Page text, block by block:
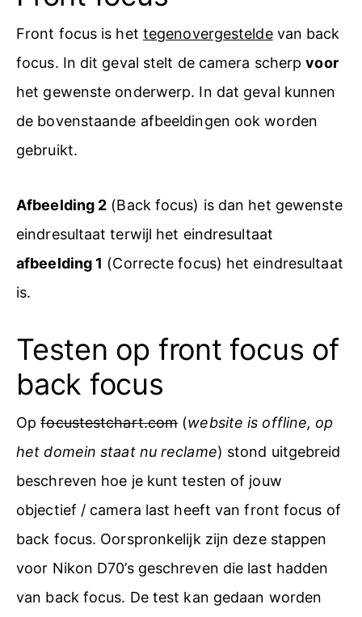
Front focus is het tegenovergesteldevan back
focus. In dit geval stelt de camera scherpvoor
het gewenste onderwerp. In dat geval kunnen
de bovenstaande afbeeldingen ook worden
gebruikt.
Afbeelding 2 (Back focus) is dan het gewenste
eindresultaat terwijl het eindresultaat
afbeelding 1 (Correcte focus) het eindresultaat
is.
Testen op front focus of
back focus
Opfocustestchart.com(website is offline, op
het domein staat nu reclame) stond uitgebreid
beschreven hoe je kunt testen of jouw
objectief / camera last heeft van front focus of
back focus. Oorspronkelijk zijn deze stappen
voor Nikon D70’s geschreven die last hadden
van back focus. De test kan gedaan worden